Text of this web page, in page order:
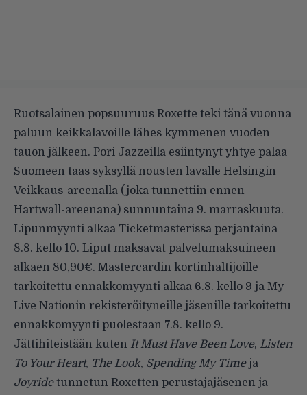
Ruotsalainen popsuuruus Roxette teki tänä vuonna
paluun keikkalavoille lähes kymmenen vuoden
tauon jälkeen. Pori Jazzeilla esiintynyt yhtye palaa
Suomeen taas syksyllä nousten lavalle Helsingin
Veikkaus-areenalla (joka tunnettiin ennen
Hartwall-areenana) sunnuntaina 9. marraskuuta.
Lipunmyynti alkaa Ticketmasterissa perjantaina
8.8. kello 10. Liput maksavat palvelumaksuineen
alkaen 80,90€. Mastercardin kortinhaltijoille
tarkoitettu ennakkomyynti alkaa 6.8. kello 9 ja My
Live Nationin rekisteröityneille jäsenille tarkoitettu
ennakkomyynti puolestaan 7.8. kello 9.
Jättihiteistään kuten It Must Have Been Love, Listen
To Your Heart, The Look, Spending My Timeja
Joyridetunnetun Roxetten perustajajäsenen ja